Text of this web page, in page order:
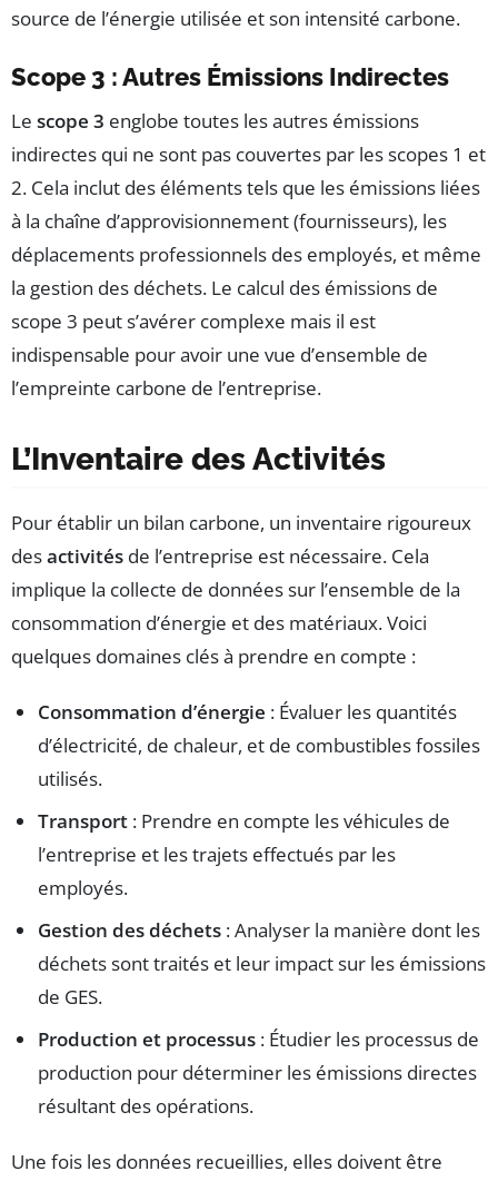
source de l’énergie utilisée et son intensité carbone.
Scope 3 : Autres Émissions Indirectes
Le scope 3 englobe toutes les autres émissions
indirectes qui ne sont pas couvertes par les scopes 1 et
2. Cela inclut des éléments tels que les émissions liées
à la chaîne d’approvisionnement (fournisseurs), les
déplacements professionnels des employés, et même
la gestion des déchets. Le calcul des émissions de
scope 3 peut s’avérer complexe mais il est
indispensable pour avoir une vue d’ensemble de
l’empreinte carbone de l’entreprise.
L’Inventaire des Activités
Pour établir un bilan carbone, un inventaire rigoureux
desactivités de l’entreprise est nécessaire. Cela
implique la collecte de données sur l’ensemble de la
consommation d’énergie et des matériaux. Voici
quelques domaines clés à prendre en compte :
Consommation d’énergie : Évaluer les quantités
d’électricité, de chaleur, et de combustibles fossiles
utilisés.
Transport : Prendre en compte les véhicules de
l’entreprise et les trajets effectués par les
employés.
Gestion des déchets : Analyser la manière dont les
déchets sont traités et leur impact sur les émissions
de GES.
Production et processus : Étudier les processus de
production pour déterminer les émissions directes
résultant des opérations.
Une fois les données recueillies, elles doivent être